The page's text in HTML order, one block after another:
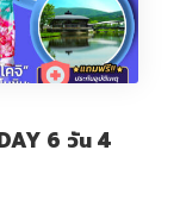
6 วัน 4